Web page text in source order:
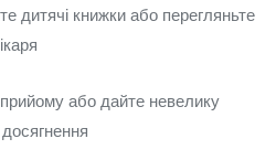
дитячі книжки або перегляньте
або дайте невелику